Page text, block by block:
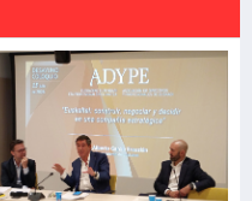
definitiva será en septiembre,
pero esta gran alianza vasca
se perfila para llev